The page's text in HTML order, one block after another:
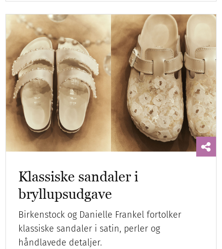
Klassiske sandaler i
bryllupsudgave
Birkenstock og Danielle Frankel fortolker
klassiske sandaler i satin, perler og
håndlavede detaljer.